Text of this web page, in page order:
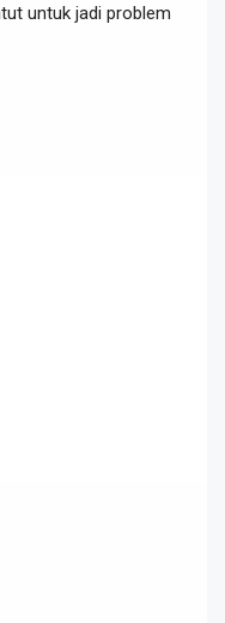
untuk jadi problem